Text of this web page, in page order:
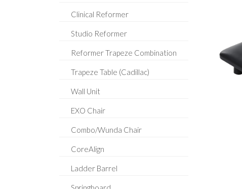
Clinical Reformer
Studio Reformer
Reformer Trapeze Combination
Trapeze Table (Cadillac)
Wall Unit
EXO Chair
Combo/Wunda Chair
CoreAlign
Ladder Barrel